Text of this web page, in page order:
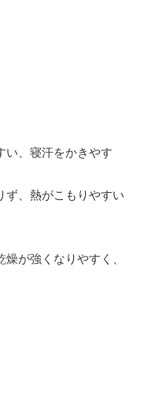
い、寝汗をかきやす
ず、熱がこもりやすい
が強くなりやすく、